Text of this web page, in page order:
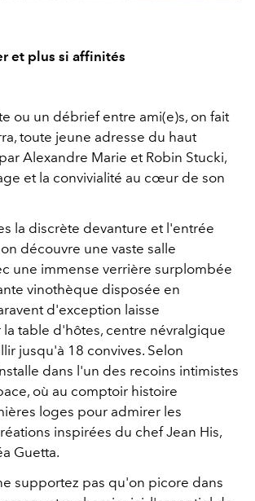
et plus si affinités
ou un débrief entre ami(e)s, on fait
toute jeune adresse du haut
Alexandre Marie et Robin Stucki,
et la convivialité au cœur de son
la discrète devanture et l'entrée
découvre une vaste salle
une immense verrière surplombée
vinothèque disposée en
d'exception laisse
table d'hôtes, centre névralgique
jusqu'à 18 convives. Selon
dans l'un des recoins intimistes
où au comptoir histoire
loges pour admirer les
inspirées du chef Jean His,
Guetta.
supportez pas qu'on picore dans